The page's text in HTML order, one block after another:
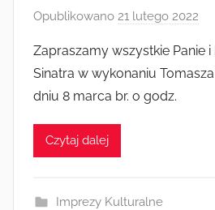
Opublikowano 21 lutego 2022
z
e
Zapraszamy wszystkie Panie i
Sinatra w wykonaniu
dniu 8 marca br. o godz.
Czytaj dalej
Imprezy Kulturalne